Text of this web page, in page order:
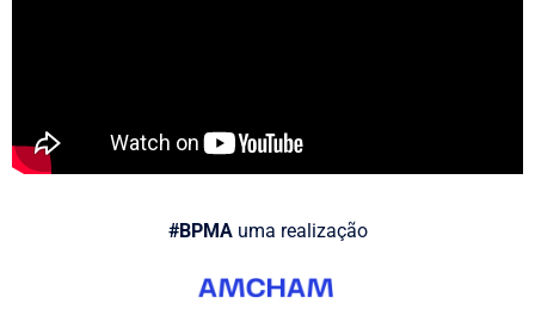
#BPMAuma realização